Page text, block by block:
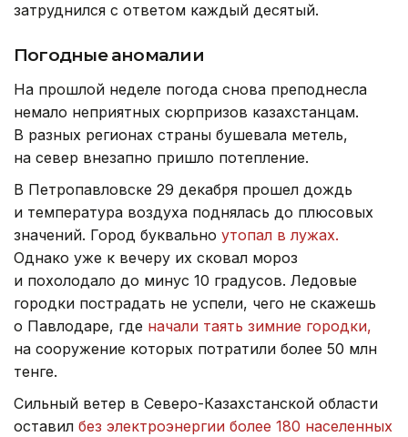
затруднился с ответом каждый десятый.
Погодные аномалии
На прошлой неделе погода снова преподнесла
немало неприятных сюрпризов казахстанцам.
В разных регионах страны бушевала метель,
на север внезапно пришло потепление.
В Петропавловске 29 декабря прошел дождь
и температура воздуха поднялась до плюсовых
значений. Город буквально утопал в лужах.
Однако уже к вечеру их сковал мороз
и похолодало до минус 10 градусов. Ледовые
городки пострадать не успели, чего не скажешь
о Павлодаре, где начали таять зимние городки,
на сооружение которых потратили более 50 млн
тенге.
Сильный ветер в Северо-Казахстанской области
оставил без электроэнергии более 180 населенных